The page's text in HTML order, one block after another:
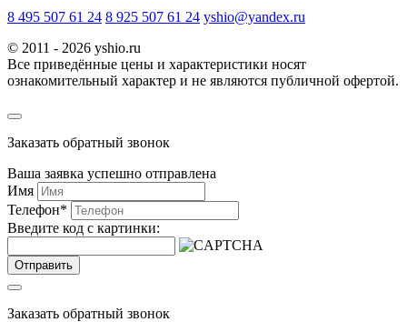
8 495 507 61 24 8 925 507 61 24 yshio@yandex.ru
© 2011 - 2026 yshio.ru
Все приведённые цены и характеристики носят
ознакомительный характер и не являются публичной офертой.
Заказать обратный звонок
Ваша заявка успешно отправлена
Имя
Телефон*
Введите код с картинки:
Отправить
Заказать обратный звонок